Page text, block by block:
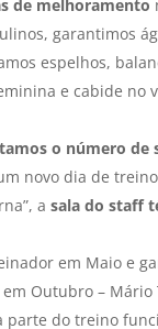
de melhoramento
garantimos
espelhos,
e cabide no
o número de
novo dia de
a sala do staff
em Maio e
Outubro – Mário
parte do treino